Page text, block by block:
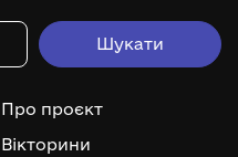
Про проєкт
Вікторини